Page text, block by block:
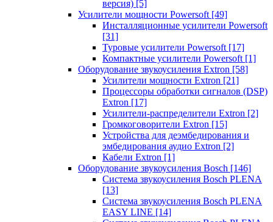
версия) [5]
Усилители мощности Powersoft [49]
Инсталляционные усилители Powersoft
[31]
Туровые усилители Powersoft [17]
Компактные усилители Powersoft [1]
Оборудование звукоусиления Extron [58]
Усилители мощности Extron [21]
Процессоры обработки сигналов (DSP)
Extron [17]
Усилители-распределители Extron [2]
Громкоговорители Extron [15]
Устройства для деэмбедирования и
эмбедирования аудио Extron [2]
Кабели Extron [1]
Оборудование звукоусиления Bosch [146]
Система звукоусиления Bosch PLENA
[13]
Система звукоусиления Bosch PLENA
EASY LINE [14]